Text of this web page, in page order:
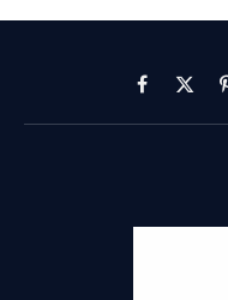
Facebook
X